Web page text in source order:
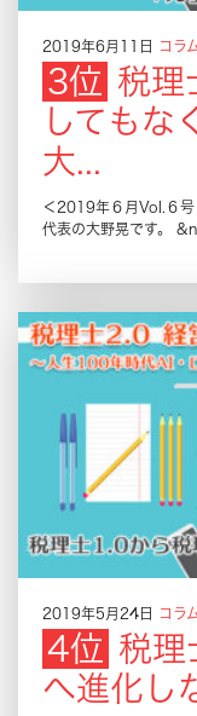
2019年6月11日 コラ
税理
してもな
大...
＜2019年６月Vol.６
代表の大野晃です。
2019年5月24日 コラム
税理
へ進化し